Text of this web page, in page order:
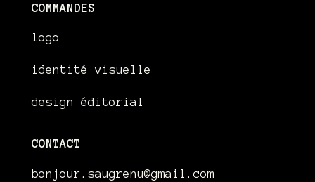
COMMANDES
logo
identité visuelle
design éditorial
CONTACT
bonjour.saugrenu@gmail.com